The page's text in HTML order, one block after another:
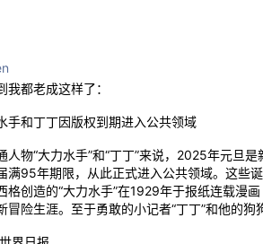
我都老成这样了：
手和丁丁因版权到期进入公共领域
人物“大力水手”和“丁丁”来说，2025年元旦
满95年期限，从此正式进入公共领域。这些
格创造的“大力水手”在1929年于报纸连载漫
冒险生涯。至于勇敢的小记者“丁丁”和他的狗